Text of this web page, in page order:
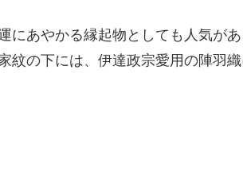
あやかる縁起物としても人気があ
紋の下には、伊達政宗愛用の陣羽